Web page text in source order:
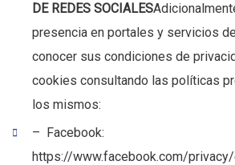
DE REDES SOCIALES
presencia en portales y servicios
conocer sus condiciones de
cookies consultando las políticas
los mismos:
– Facebook:
https://www.facebook.com/